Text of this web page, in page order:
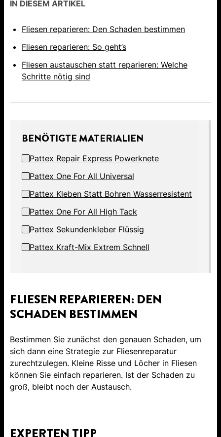
IN DIESEM ARTIKEL
Fliesen reparieren: Den Schaden bestimmen
Fliesen reparieren: So geht’s
Fliesen austauschen statt reparieren: Welche
Schritte nötig sind
FLIESEN REPARIEREN: DEN
SCHADEN BESTIMMEN
Bestimmen Sie zunächst den genauen Schaden, um
sich dann eine Strategie zur Fliesenreparatur
zurechtzulegen. Kleine Risse und Löcher in Fliesen
können Sie einfach reparieren. Ist der Schaden zu
groß, bleibt noch der Austausch.
BENÖTIGTE MATERIALIEN
Pattex Repair Express Powerknete
Pattex One For All Universal
Pattex Kleben Statt Bohren Wasserresistent
Pattex One For All High Tack
Pattex Sekundenkleber Flüssig
Pattex Kraft-Mix Extrem Schnell